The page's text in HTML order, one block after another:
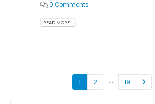
0 Comments
READ MORE...
1 2 … 19